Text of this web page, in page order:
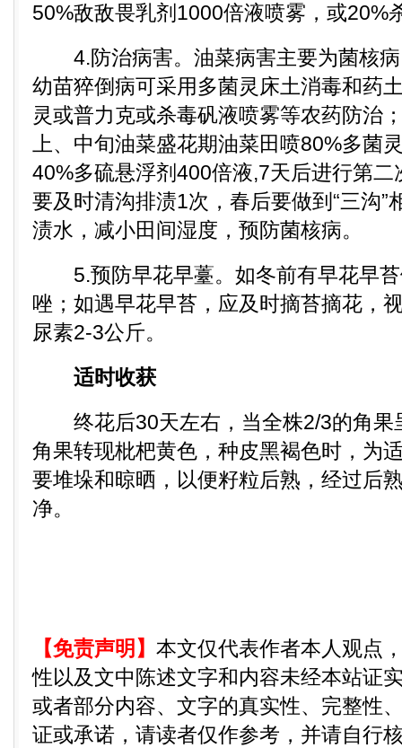
50%敌敌畏乳剂1000倍液喷雾，或20%
4.防治病害。油菜病害主要为菌核病
幼苗猝倒病可采用多菌灵床土消毒和药
灵或普力克或杀毒矾液喷雾等农药防治
上、中旬油菜盛花期油菜田喷80%多菌
40%多硫悬浮剂400倍液,7天后进行第
要及时清沟排渍1次，春后要做到“三沟”
渍水，减小田间湿度，预防菌核病。
5.预防早花早薹。如冬前有早花早苔
唑；如遇早花早苔，应及时摘苔摘花，
尿素2-3公斤。
适时收获
终花后30天左右，当全株2/3的角果
角果转现枇杷黄色，种皮黑褐色时，为
要堆垛和晾晒，以便籽粒后熟，经过后
净。
【免责声明】 本文仅代表作者本人观点
性以及文中陈述文字和内容未经本站证
或者部分内容、文字的真实性、完整性
证或承诺，请读者仅作参考，并请自行